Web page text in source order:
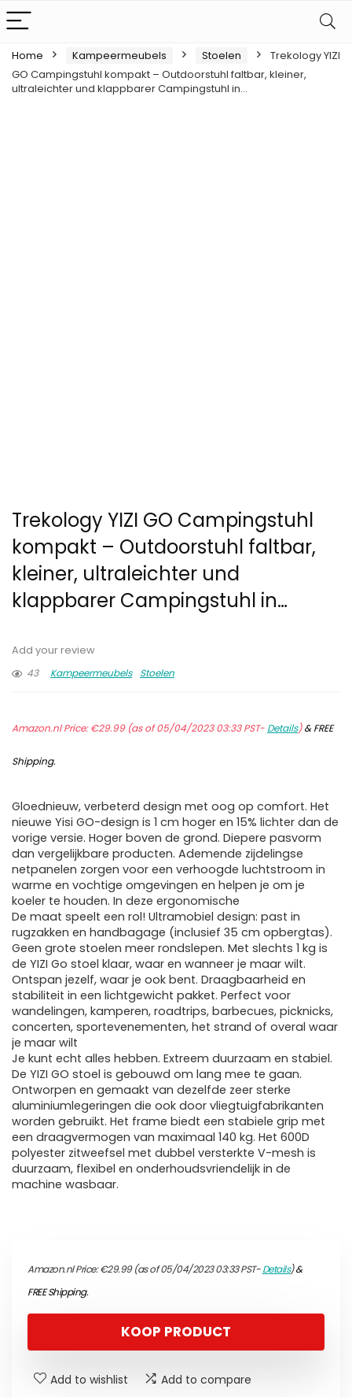
Home Kampeermeubels Stoelen
Trekology YIZI
GO Campingstuhl kompakt – Outdoorstuhl faltbar, kleiner,
ultraleichter und klappbarer Campingstuhl in…
Trekology YIZI GO Campingstuhl
kompakt – Outdoorstuhl faltbar,
kleiner, ultraleichter und
klappbarer Campingstuhl in…
Add your review
43
Kampeermeubels Stoelen
Amazon.nl Price:€29.99(as of 05/04/2023 03:33 PST- Details)&FREE
Shipping.
Gloednieuw, verbeterd design met oog op comfort. Het
nieuwe Yisi GO-design is 1 cm hoger en 15% lichter dan de
vorige versie. Hoger boven de grond. Diepere pasvorm
dan vergelijkbare producten. Ademende zijdelingse
netpanelen zorgen voor een verhoogde luchtstroom in
warme en vochtige omgevingen en helpen je om je
koeler te houden. In deze ergonomische
De maat speelt een rol! Ultramobiel design: past in
rugzakken en handbagage (inclusief 35 cm opbergtas).
Geen grote stoelen meer rondslepen. Met slechts 1 kg is
de YIZI Go stoel klaar, waar en wanneer je maar wilt.
Ontspan jezelf, waar je ook bent. Draagbaarheid en
stabiliteit in een lichtgewicht pakket. Perfect voor
wandelingen, kamperen, roadtrips, barbecues, picknicks,
concerten, sportevenementen, het strand of overal waar
je maar wilt
Je kunt echt alles hebben. Extreem duurzaam en stabiel.
De YIZI GO stoel is gebouwd om lang mee te gaan.
Ontworpen en gemaakt van dezelfde zeer sterke
aluminiumlegeringen die ook door vliegtuigfabrikanten
worden gebruikt. Het frame biedt een stabiele grip met
een draagvermogen van maximaal 140 kg. Het 600D
polyester zitweefsel met dubbel versterkte V-mesh is
duurzaam, flexibel en onderhoudsvriendelijk in de
machine wasbaar.
Amazon.nl Price:€29.99(as of 05/04/2023 03:33 PST-Details)&
FREE Shipping.
KOOP PRODUCT
Add to wishlist Add to compare